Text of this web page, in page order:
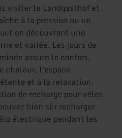
visiter le Landgasthof et
à la pression ou un
en découvrant une
et variée. Les jours de
assure le confort,
chaleur, l'espace
et à la relaxation.
de recharge pour vélos
bien sûr recharger
électrique pendant les